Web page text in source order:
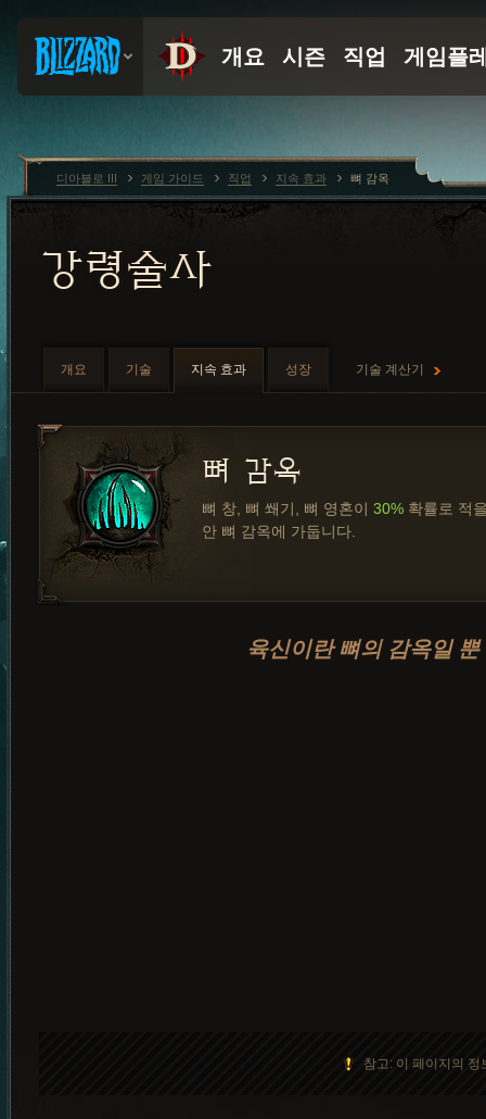
강령술사
개요 기술 지속 효과 성장 기술 계산기
뼈 감옥
뼈 창, 뼈 쐐기, 뼈 영혼이 30% 확률로 적
안 뼈 감옥에 가둡니다.
육신이란 뼈의 감옥일
참고: 이 페이지의
디아블로 III 게임 가이드 직업 지속 효과 뼈 감옥